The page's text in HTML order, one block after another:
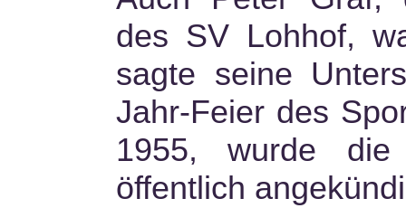
des SV Lohhof,
sagte seine
Jahr-Feier des
1955, wurde die
öffentlich